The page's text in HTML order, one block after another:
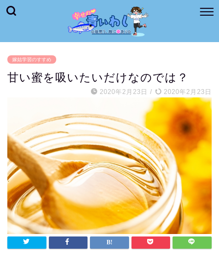
嫁姑学習のすすめ
甘い蜜を吸いたいだけなのでは？
2020年2月23日 / 2020年2月23日